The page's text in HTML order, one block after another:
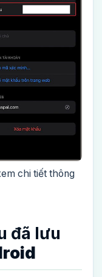
chi tiết thông
đã lưu